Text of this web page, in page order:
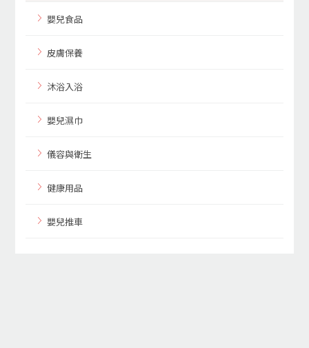
嬰兒食品
皮膚保養
沐浴入浴
嬰兒濕巾
儀容與衛生
健康用品
嬰兒推車